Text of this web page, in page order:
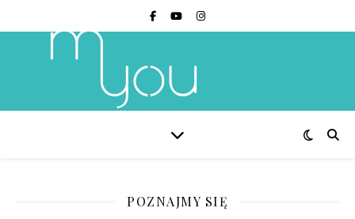
POZNAJMY SIĘ